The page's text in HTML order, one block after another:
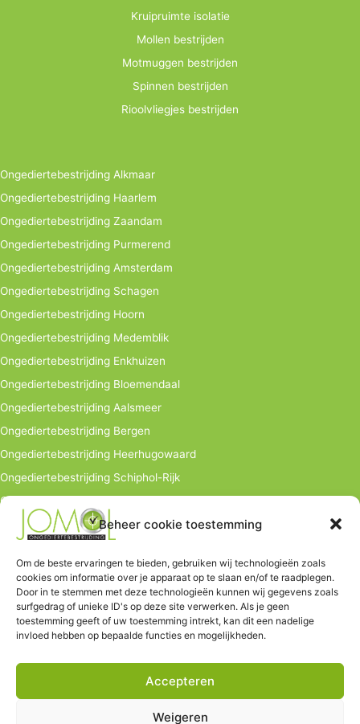
Beheer cookie toestemming
Om de beste ervaringen te bieden, gebruiken wij technologieën zoals
cookies om informatie over je apparaat op te slaan en/of te raadplegen.
Door in te stemmen met deze technologieën kunnen wij gegevens zoals
surfgedrag of unieke ID's op deze site verwerken. Als je geen
toestemming geeft of uw toestemming intrekt, kan dit een nadelige
invloed hebben op bepaalde functies en mogelijkheden.
Accepteren
Weigeren
Kruipruimte isolatie
Mollen bestrijden
Motmuggen bestrijden
Spinnen bestrijden
Rioolvliegjes bestrijden
Ongediertebestrijding Alkmaar
Ongediertebestrijding Haarlem
Ongediertebestrijding Zaandam
Ongediertebestrijding Purmerend
Ongediertebestrijding Amsterdam
Ongediertebestrijding Schagen
Ongediertebestrijding Hoorn
Ongediertebestrijding Medemblik
Ongediertebestrijding Enkhuizen
Ongediertebestrijding Bloemendaal
Ongediertebestrijding Aalsmeer
Ongediertebestrijding Bergen
Ongediertebestrijding Heerhugowaard
Ongediertebestrijding Schiphol-Rijk
Ongediertebestrijding bedrijven
info@jomol.nl
Hauwerstraat 9
1671 EV Medemblik
Tel. 06-502 03 446
Al meer dan 15 jaar ervaring